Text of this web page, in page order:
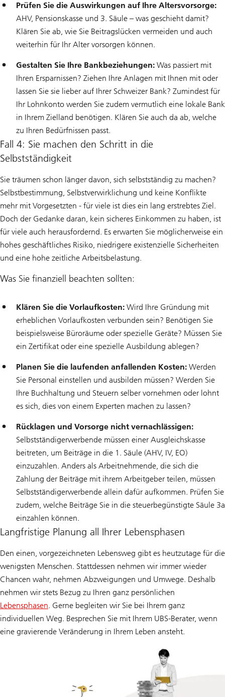
Prüfen Sie die Auswirkungen auf Ihre Altersvorsorge:
AHV, Pensionskasse und 3. Säule – was geschieht damit?
Klären Sie ab, wie Sie Beitragslücken vermeiden und auch
weiterhin für Ihr Alter vorsorgen können.
Gestalten Sie Ihre Bankbeziehungen: Was passiert mit
Ihren Ersparnissen? Ziehen Ihre Anlagen mit Ihnen mit oder
lassen Sie sie lieber auf Ihrer Schweizer Bank? Zumindest für
Ihr Lohnkonto werden Sie zudem vermutlich eine lokale Bank
in Ihrem Zielland benötigen. Klären Sie auch da ab, welche
zu Ihren Bedürfnissen passt.
Fall 4: Sie machen den Schritt in die
Selbstständigkeit
Sie träumen schon länger davon, sich selbstständig zu machen?
Selbstbestimmung, Selbstverwirklichung und keine Konflikte
mehr mit Vorgesetzten - für viele ist dies ein lang erstrebtes Ziel.
Doch der Gedanke daran, kein sicheres Einkommen zu haben, ist
für viele auch herausfordernd. Es erwarten Sie möglicherweise ein
hohes geschäftliches Risiko, niedrigere existenzielle Sicherheiten
und eine hohe zeitliche Arbeitsbelastung.
Was Sie finanziell beachten sollten:
Klären Sie die Vorlaufkosten: Wird Ihre Gründung mit
erheblichen Vorlaufkosten verbunden sein? Benötigen Sie
beispielsweise Büroräume oder spezielle Geräte? Müssen Sie
ein Zertifikat oder eine spezielle Ausbildung ablegen?
Planen Sie die laufenden anfallenden Kosten: Werden
Sie Personal einstellen und ausbilden müssen? Werden Sie
Ihre Buchhaltung und Steuern selber vornehmen oder lohnt
es sich, dies von einem Experten machen zu lassen?
Rücklagen und Vorsorge nicht vernachlässigen:
Selbstständigerwerbende müssen einer Ausgleichskasse
beitreten, um Beiträge in die 1. Säule (AHV, IV, EO)
einzuzahlen. Anders als Arbeitnehmende, die sich die
Zahlung der Beiträge mit ihrem Arbeitgeber teilen, müssen
Selbstständigerwerbende allein dafür aufkommen. Prüfen Sie
zudem, welche Beiträge Sie in die steuerbegünstigte Säule 3a
einzahlen können.
Langfristige Planung all Ihrer Lebensphasen
Den einen, vorgezeichneten Lebensweg gibt es heutzutage für die
wenigsten Menschen. Stattdessen nehmen wir immer wieder
Chancen wahr, nehmen Abzweigungen und Umwege. Deshalb
nehmen wir stets Bezug zu Ihren ganz persönlichen
Lebensphasen. Gerne begleiten wir Sie bei Ihrem ganz
individuellen Weg. Besprechen Sie mit Ihrem UBS-Berater, wenn
eine gravierende Veränderung in Ihrem Leben ansteht.